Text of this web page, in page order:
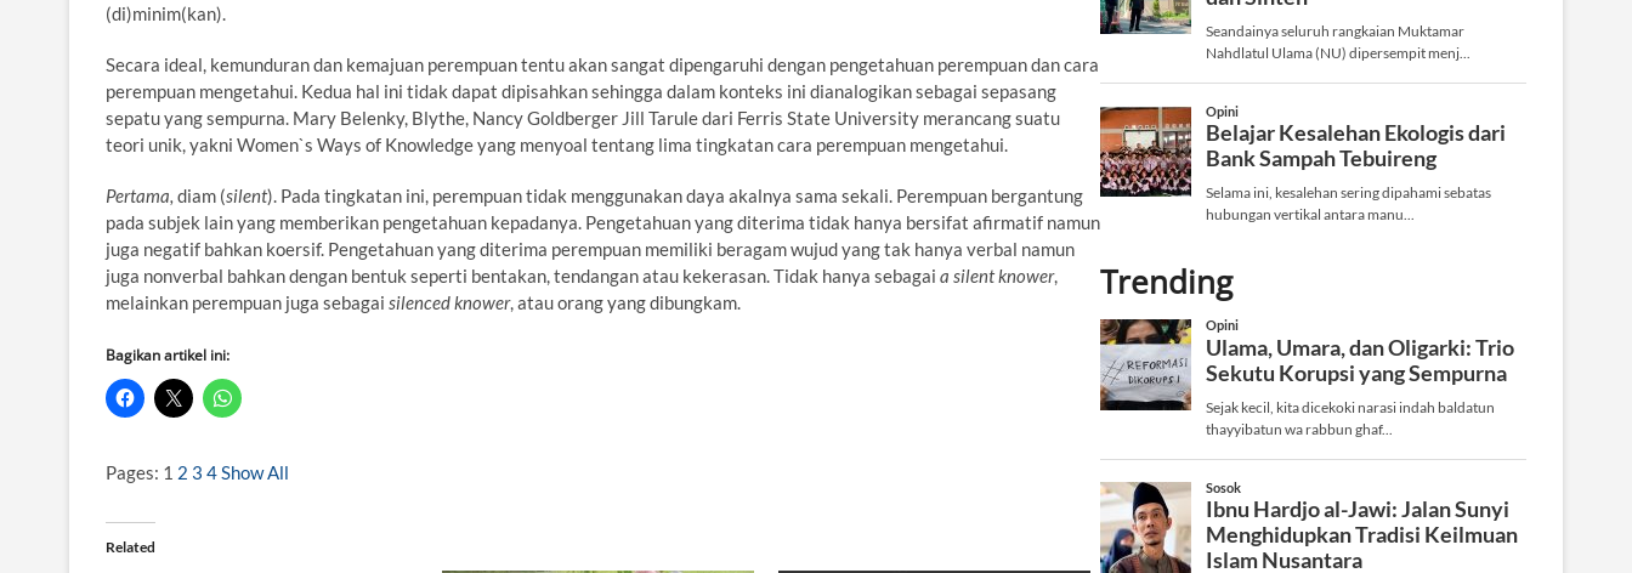
(di)minim(kan).
Secara ideal, kemunduran dan kemajuan perempuan tentu akan sangat dipengaruhi dengan pengetahuan perempuan dan cara
perempuan mengetahui. Kedua hal ini tidak dapat dipisahkan sehingga dalam konteks ini dianalogikan sebagai sepasang
sepatu yang sempurna. Mary Belenky, Blythe, Nancy Goldberger Jill Tarule dari Ferris State University merancang suatu
teori unik, yakni Women`s Ways of Knowledge yang menyoal tentang lima tingkatan cara perempuan mengetahui.
Pertama, diam (silent). Pada tingkatan ini, perempuan tidak menggunakan daya akalnya sama sekali. Perempuan bergantung
pada subjek lain yang memberikan pengetahuan kepadanya. Pengetahuan yang diterima tidak hanya bersifat afirmatif namun
juga negatif bahkan koersif. Pengetahuan yang diterima perempuan memiliki beragam wujud yang tak hanya verbal namun
juga nonverbal bahkan dengan bentuk seperti bentakan, tendangan atau kekerasan. Tidak hanya sebagai a silent knower,
melainkan perempuan juga sebagai silenced knower, atau orang yang dibungkam.
Bagikan artikel ini:
Pages: 1 2 3 4 Show All
Related
Trending